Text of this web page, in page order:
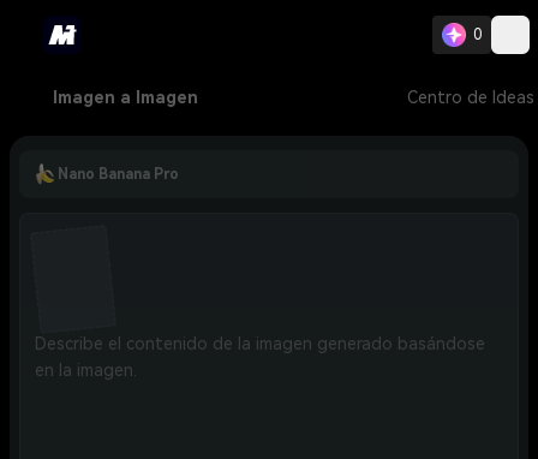
0
Imagen a Imagen Centro de Ideas
Nano Banana Pro